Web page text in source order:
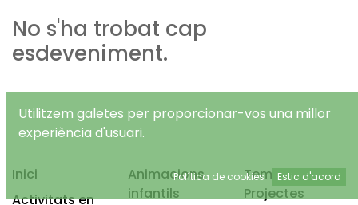
No s'ha trobat cap
esdeveniment.
Inici
Activitats en
Animacions
infantils
Temps Lliure
Projectes
Utilitzem galetes per proporcionar-vos una millor
experiència d'usuari.
Política de cookies Estic d'acord